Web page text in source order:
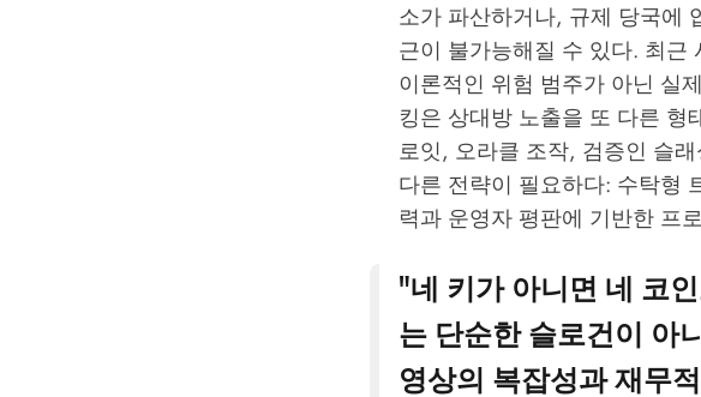
소가 파산하거나, 규제 당국에
근이 불가능해질 수 있다. 최근
이론적인 위험 범주가 아닌 실
킹은 상대방 노출을 또 다른
로잇, 오라클 조작, 검증인 슬
다른 전략이 필요하다: 수탁형
력과 운영자 평판에 기반한 프
"네 키가 아니면 네 코
는 단순한 슬로건이 아
영상의 복잡성과 재무